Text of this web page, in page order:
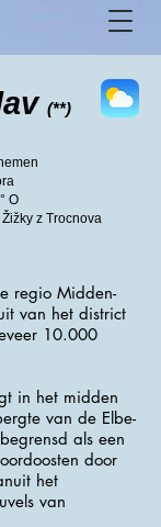
(**)
O
z Trocnova
regio Midden-
van het district
10.000
in het midden
van de Elbe-
als een
door
het
van